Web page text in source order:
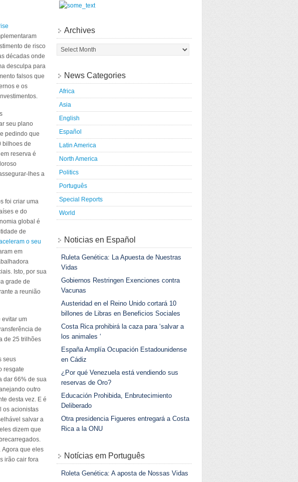
de risco
décadas onde
desculpa para
falsos que
e os
seu plano
pedindo que
bilhoes de
reserva é
lhes a
foi criar uma
e do
global é
de
o seu
em
Isto, por sua
grade de
a reunião
evitar um
de
de 25 trilhões
seus
resgate
dar 66% de sua
outro
desta vez. E é
os acionistas
salvar a
dizem que
Agora que eles
irão cair fora
Archives
News Categories
Africa
Asia
English
Español
Latin America
North America
Politics
Português
Special Reports
World
Noticias en Español
Ruleta Genética: La Apuesta de Nuestras
Vidas
Gobiernos Restringen Exenciones contra
Vacunas
Austeridad en el Reino Unido cortará 10
billones de Libras en Beneficios Sociales
Costa Rica prohibirá la caza para ‘salvar a
los animales ‘
España Amplía Ocupación Estadounidense
en Cádiz
¿Por qué Venezuela está vendiendo sus
reservas de Oro?
Educación Prohibida, Enbrutecimiento
Deliberado
Otra presidencia Figueres entregará a Costa
Rica a la ONU
Notícias em Português
Roleta Genética: A aposta de Nossas Vidas